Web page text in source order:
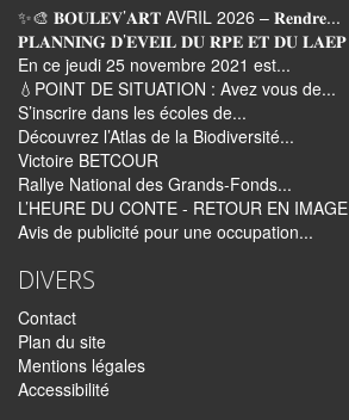
✨🎨 𝐁𝐎𝐔𝐋𝐄𝐕’𝐀𝐑𝐓 AVRIL 2026 – 𝐑𝐞𝐧𝐝𝐫𝐞...
𝐏𝐋𝐀𝐍𝐍𝐈𝐍𝐆 𝐃’𝐄𝐕𝐄𝐈𝐋 𝐃𝐔 𝐑𝐏𝐄 𝐄𝐓 𝐃𝐔 𝐋𝐀𝐄𝐏
En ce jeudi 25 novembre 2021 est...
💧POINT DE SITUATION : Avez vous de...
S’inscrire dans les écoles de...
Découvrez l’Atlas de la Biodiversité...
Victoire BETCOUR
Rallye National des Grands-Fonds...
L’HEURE DU CONTE - RETOUR EN IMAGE
Avis de publicité pour une occupation...
DIVERS
Contact
Plan du site
Mentions légales
Accessibilité